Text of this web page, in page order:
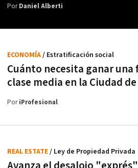
PorDaniel Alberti
Cuánto necesita ganar una
clase media en la Ciudad
ECONOMÍA/ Estratificación social
PoriProfesional
REAL ESTATE/ Ley de Propiedad Privada